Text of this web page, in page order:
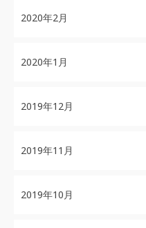
2020年2月
2020年1月
2019年12月
2019年11月
2019年10月